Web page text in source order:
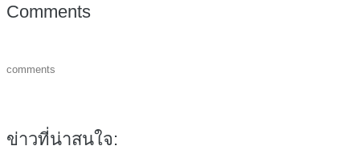
Comments
comments
ข่าวที่น่าสนใจ: